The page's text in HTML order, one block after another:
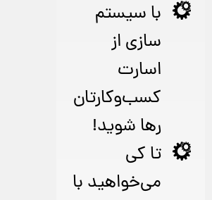
با سیستم
سازی از
اسارت
کسب‌وکارتان
رها شوید!
تا کی
می‌خواهید با